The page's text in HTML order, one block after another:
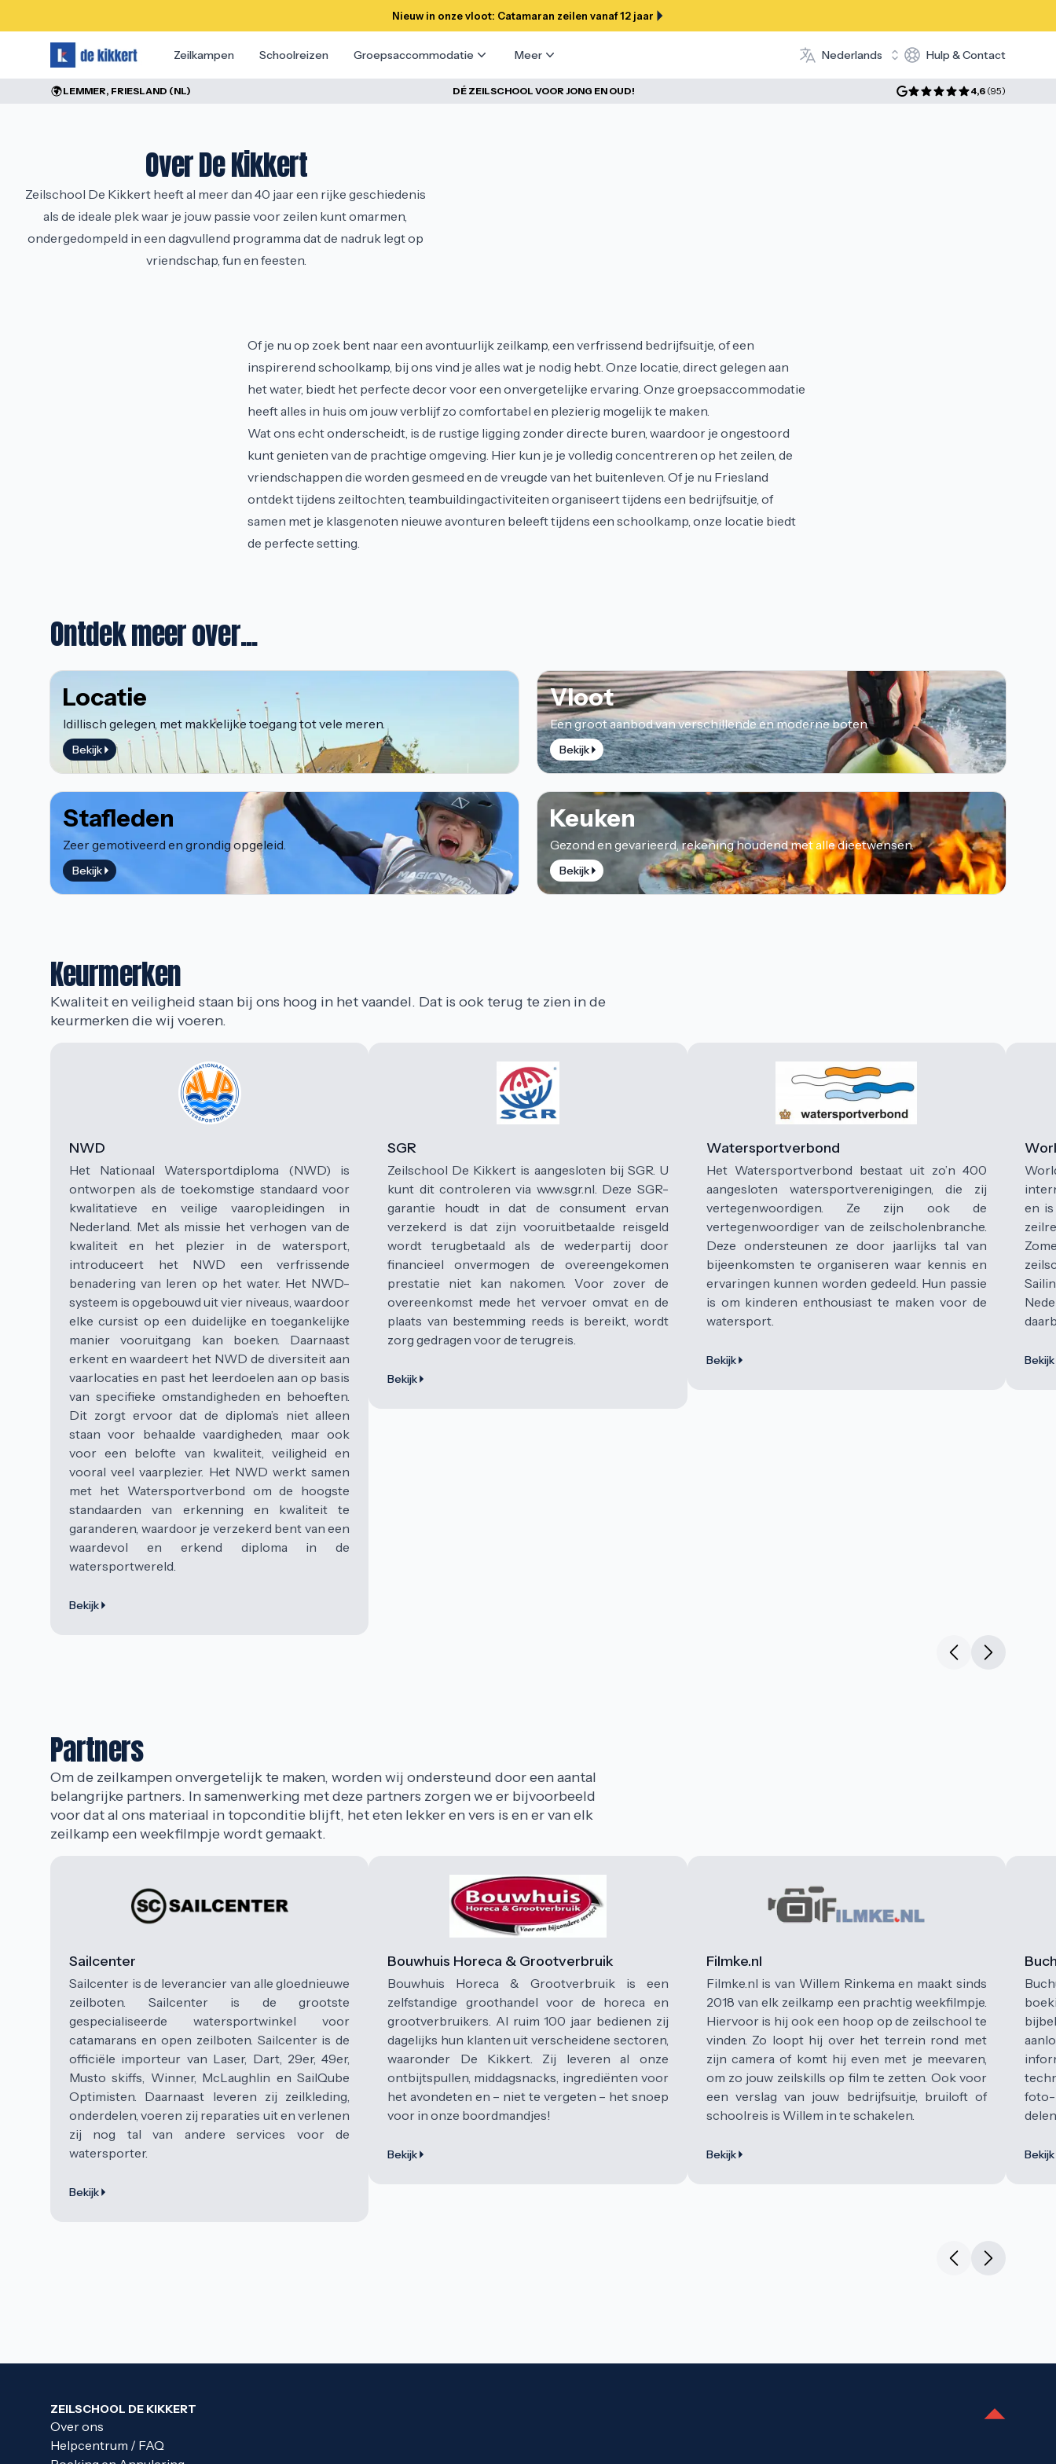
Nieuw in onze vloot: Catamaran zeilen vanaf 12 jaar
Zeilkampen Schoolreizen Groepsaccommodatie Meer
Language selector
Nederlands Hulp & Contact
LEMMER, FRIESLAND (NL) DÉ ZEILSCHOOL VOOR JONG EN OUD! 4,6 (95)
Over De Kikkert
Zeilschool De Kikkert heeft al meer dan 40 jaar een rijke geschiedenis
als de ideale plek waar je jouw passie voor zeilen kunt omarmen,
ondergedompeld in een dagvullend programma dat de nadruk legt op
vriendschap, fun en feesten.
Of je nu op zoek bent naar een avontuurlijk zeilkamp, een verfrissend bedrijfsuitje, of een
inspirerend schoolkamp, bij ons vind je alles wat je nodig hebt. Onze locatie, direct gelegen aan
het water, biedt het perfecte decor voor een onvergetelijke ervaring. Onze groepsaccommodatie
heeft alles in huis om jouw verblijf zo comfortabel en plezierig mogelijk te maken.
Wat ons echt onderscheidt, is de rustige ligging zonder directe buren, waardoor je ongestoord
kunt genieten van de prachtige omgeving. Hier kun je je volledig concentreren op het zeilen, de
vriendschappen die worden gesmeed en de vreugde van het buitenleven. Of je nu Friesland
ontdekt tijdens zeiltochten, teambuildingactiviteiten organiseert tijdens een bedrijfsuitje, of
samen met je klasgenoten nieuwe avonturen beleeft tijdens een schoolkamp, onze locatie biedt
de perfecte setting.
Ontdek meer over...
Locatie
Idillisch gelegen, met makkelijke toegang tot vele meren.
Bekijk
Vloot
Een groot aanbod van verschillende en moderne boten.
Bekijk
Stafleden
Zeer gemotiveerd en grondig opgeleid.
Bekijk
Keuken
Gezond en gevarieerd, rekening houdend met alle dieetwensen.
Bekijk
Keurmerken
Kwaliteit en veiligheid staan bij ons hoog in het vaandel. Dat is ook terug te zien in de
keurmerken die wij voeren.
NWD
Het Nationaal Watersportdiploma (NWD) is
ontworpen als de toekomstige standaard voor
kwalitatieve en veilige vaaropleidingen in
Nederland. Met als missie het verhogen van de
kwaliteit en het plezier in de watersport,
introduceert het NWD een verfrissende
benadering van leren op het water. Het NWD-
systeem is opgebouwd uit vier niveaus, waardoor
elke cursist op een duidelijke en toegankelijke
manier vooruitgang kan boeken. Daarnaast
erkent en waardeert het NWD de diversiteit aan
vaarlocaties en past het leerdoelen aan op basis
van specifieke omstandigheden en behoeften.
Dit zorgt ervoor dat de diploma’s niet alleen
staan voor behaalde vaardigheden, maar ook
voor een belofte van kwaliteit, veiligheid en
vooral veel vaarplezier. Het NWD werkt samen
met het Watersportverbond om de hoogste
standaarden van erkenning en kwaliteit te
garanderen, waardoor je verzekerd bent van een
waardevol en erkend diploma in de
watersportwereld.
Bekijk
SGR
Zeilschool De Kikkert is aangesloten bij SGR. U
kunt dit controleren via www.sgr.nl. Deze SGR-
garantie houdt in dat de consument ervan
verzekerd is dat zijn vooruitbetaalde reisgeld
wordt terugbetaald als de wederpartij door
financieel onvermogen de overeengekomen
prestatie niet kan nakomen. Voor zover de
overeenkomst mede het vervoer omvat en de
plaats van bestemming reeds is bereikt, wordt
zorg gedragen voor de terugreis.
Bekijk
Watersportverbond
Het Watersportverbond bestaat uit zo’n 400
aangesloten watersportverenigingen, die zij
vertegenwoordigen. Ze zijn ook de
vertegenwoordiger van de zeilscholenbranche.
Deze ondersteunen ze door jaarlijks tal van
bijeenkomsten te organiseren waar kennis en
ervaringen kunnen worden gedeeld. Hun passie
is om kinderen enthousiast te maken voor de
watersport.
Bekijk
en
Bekijk
Partners
Om de zeilkampen onvergetelijk te maken, worden wij ondersteund door een aantal
belangrijke partners. In samenwerking met deze partners zorgen we er bijvoorbeeld
voor dat al ons materiaal in topconditie blijft, het eten lekker en vers is en er van elk
zeilkamp een weekfilmpje wordt gemaakt.
Sailcenter
Sailcenter is de leverancier van alle gloednieuwe
zeilboten. Sailcenter is de grootste
gespecialiseerde watersportwinkel voor
catamarans en open zeilboten. Sailcenter is de
officiële importeur van Laser, Dart, 29er, 49er,
Musto skiffs, Winner, McLaughlin en SailQube
Optimisten. Daarnaast leveren zij zeilkleding,
onderdelen, voeren zij reparaties uit en verlenen
zij nog tal van andere services voor de
watersporter.
Bekijk
Bouwhuis Horeca & Grootverbruik
Bouwhuis Horeca & Grootverbruik is een
zelfstandige groothandel voor de horeca en
grootverbruikers. Al ruim 100 jaar bedienen zij
dagelijks hun klanten uit verscheidene sectoren,
waaronder De Kikkert. Zij leveren al onze
ontbijtspullen, middagsnacks, ingrediënten voor
het avondeten en – niet te vergeten – het snoep
voor in onze boordmandjes!
Bekijk
Filmke.nl
Filmke.nl is van Willem Rinkema en maakt sinds
2018 van elk zeilkamp een prachtig weekfilmpje.
Hiervoor is hij ook een hoop op de zeilschool te
vinden. Zo loopt hij over het terrein rond met
zijn camera of komt hij even met je meevaren,
om zo jouw zeilskills op film te zetten. Ook voor
een verslag van jouw bedrijfsuitje, bruiloft of
schoolreis is Willem in te schakelen.
Bekijk
foto-
Bekijk
ZEILSCHOOL DE KIKKERT
Over ons
Helpcentrum / FAQ